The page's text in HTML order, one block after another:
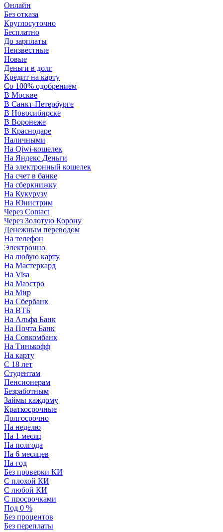
Онлайн
Без отказа
Круглосуточно
Бесплатно
До зарплаты
Неизвестные
Новые
Деньги в долг
Кредит на карту
Со 100% одобрением
В Москве
В Санкт-Петербурге
В Новосибирске
В Воронеже
В Краснодаре
Наличными
На Qiwi-кошелек
На Яндекс Деньги
На электронный кошелек
На счет в банке
На сберкнижку
На Кукурузу
На Юнистрим
Через Contact
Через Золотую Корону
Денежным переводом
На телефон
Электронно
На любую карту
На Мастеркард
На Visa
На Маэстро
На Мир
На Сбербанк
На ВТБ
На Альфа Банк
На Почта Банк
На Совкомбанк
На Тинькофф
На карту
С 18 лет
Студентам
Пенсионерам
Безработным
Займы каждому
Краткосрочные
Долгосрочно
На неделю
На 1 месяц
На полгода
На 6 месяцев
На год
Без проверки КИ
С плохой КИ
С любой КИ
С просрочками
Под 0 %
Без процентов
Без переплаты